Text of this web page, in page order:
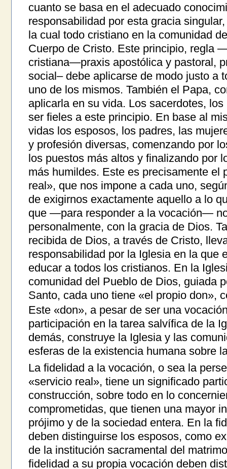
cuanto se basa en el adecuado
responsabilidad por esta gracia
la cual todo cristiano en la comunidad
Cuerpo de Cristo. Este principio, regla
cristiana—praxis apostólica y pastoral,
social– debe aplicarse de modo justo a
uno de los mismos. También el Papa,
aplicarla en su vida. Los sacerdotes,
ser fieles a este principio. En base al
vidas los esposos, los padres, las
y profesión diversas, comenzando por
los puestos más altos y finalizando por
más humildes. Este es precisamente el
real», que nos impone a cada uno,
de exigirnos exactamente aquello a lo
que —para responder a la vocación—
personalmente, con la gracia de Dios.
recibida de Dios, a través de Cristo,
responsabilidad por la Iglesia en la que
educar a todos los cristianos. En la
comunidad del Pueblo de Dios, guiada
Santo, cada uno tiene «el propio don»,
Este «don», a pesar de ser una
participación en la tarea salvífica de la
demás, construye la Iglesia y las
esferas de la existencia humana sobre
La fidelidad a la vocación, o sea la
«servicio real», tiene un significado
construcción, sobre todo en lo
comprometidas, que tienen una mayor
prójimo y de la sociedad entera. En la
deben distinguirse los esposos, como
de la institución sacramental del
fidelidad a su propia vocación deben